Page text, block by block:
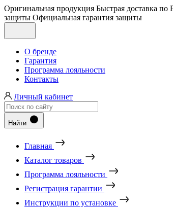
Оригинальная продукция Быстрая доставка по
защиты Официальная гарантия защиты
О бренде
Гарантия
Программа лояльности
Контакты
Личный кабинет
Найти
Главная
Каталог товаров
Программа лояльности
Регистрация гарантии
Инструкции по установке